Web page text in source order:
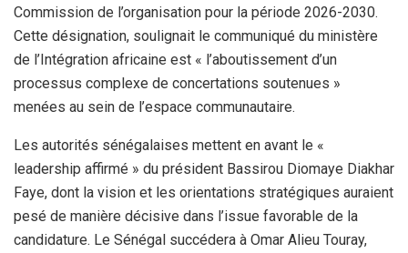
Commission de l’organisation pour la période 2026-2030.
Cette désignation, soulignait le communiqué du ministère
de l’Intégration africaine est « l’aboutissement d’un
processus complexe de concertations soutenues »
menées au sein de l’espace communautaire.
Les autorités sénégalaises mettent en avant le «
leadership affirmé » du président Bassirou Diomaye Diakhar
Faye, dont la vision et les orientations stratégiques auraient
pesé de manière décisive dans l’issue favorable de la
candidature. Le Sénégal succédera à Omar Alieu Touray,